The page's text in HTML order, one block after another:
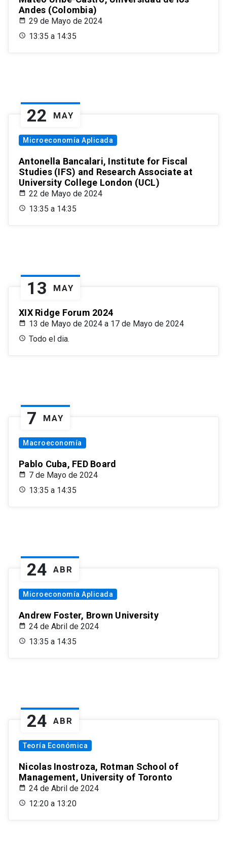
Andes (Colombia)
29 de Mayo de 2024
13:35 a 14:35
22 MAY
Microeconomía Aplicada
Antonella Bancalari, Institute for Fiscal
Studies (IFS) and Research Associate at
University College London (UCL)
22 de Mayo de 2024
13:35 a 14:35
13 MAY
XIX Ridge Forum 2024
13 de Mayo de 2024 a 17 de Mayo de 2024
Todo el dia.
7 MAY
Macroeconomía
Pablo Cuba, FED Board
7 de Mayo de 2024
13:35 a 14:35
24 ABR
Microeconomía Aplicada
Andrew Foster, Brown University
24 de Abril de 2024
13:35 a 14:35
24 ABR
Teoría Económica
Nicolas Inostroza, Rotman School of
Management, University of Toronto
24 de Abril de 2024
12:20 a 13:20